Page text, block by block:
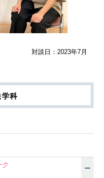
対談日：2023年7月
科